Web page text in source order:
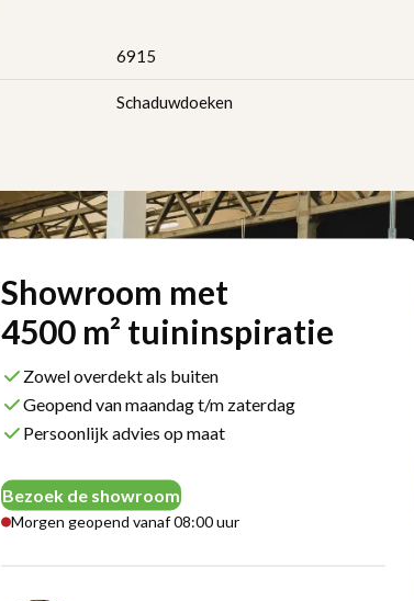
6915
Schaduwdoeken
Showroom met
4500 m² tuininspiratie
Zowel overdekt als buiten
Geopend van maandag t/m zaterdag
Persoonlijk advies op maat
Bezoek de showroom
Morgen geopend vanaf 08:00 uur